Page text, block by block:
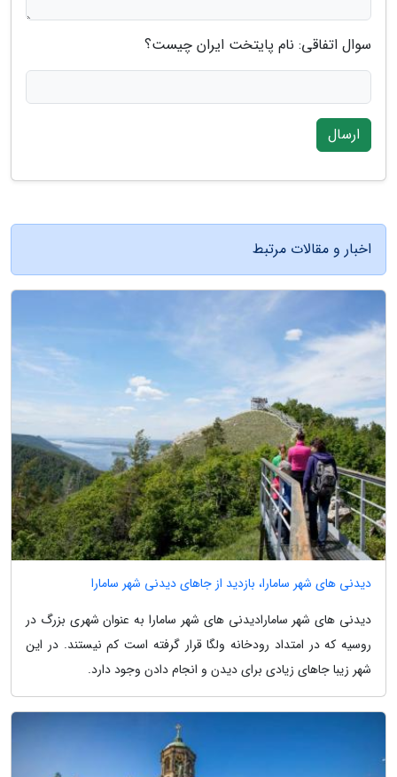
سوال اتفاقی: نام پایتخت ایران چیست؟
ارسال
اخبار و مقالات مرتبط
دیدنی های شهر سامارا، بازدید از جاهای دیدنی شهر سامارا
دیدنی های شهر سامارادیدنی های شهر سامارا به عنوان شهری بزرگ در
روسیه که در امتداد رودخانه ولگا قرار گرفته است کم نیستند. در این
شهر زیبا جاهای زیادی برای دیدن و انجام دادن وجود دارد.